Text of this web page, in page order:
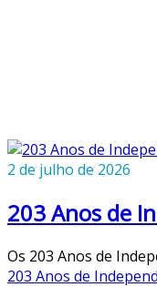
2 de julho de 2026
203 Anos de
Os 203 Anos de
203 Anos de